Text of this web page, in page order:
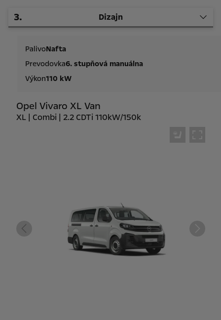
3. Dizajn
Opel Vivaro XL Van
XL | Combi | 2.2 CDTi 110kW/150k
PalivoNafta
Prevodovka6. stupňová manuálna
Výkon110 kW